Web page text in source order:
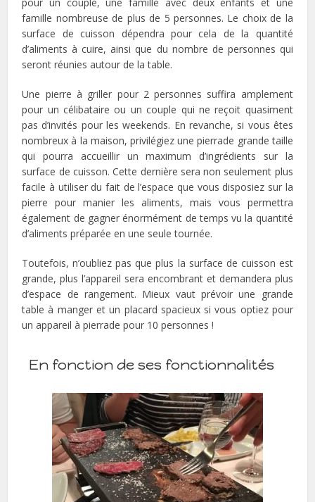
famille nombreuse de plus de 5 personnes. Le choix de la
surface de cuisson dépendra pour cela de la quantité
d’aliments à cuire, ainsi que du nombre de personnes qui
seront réunies autour de la table.
Une pierre à griller pour 2 personnes suffira amplement
pour un célibataire ou un couple qui ne reçoit quasiment
pas d’invités pour les weekends. En revanche, si vous êtes
nombreux à la maison, privilégiez une pierrade grande taille
qui pourra accueillir un maximum d’ingrédients sur la
surface de cuisson. Cette dernière sera non seulement plus
facile à utiliser du fait de l’espace que vous disposiez sur la
pierre pour manier les aliments, mais vous permettra
également de gagner énormément de temps vu la quantité
d’aliments préparée en une seule tournée.
Toutefois, n’oubliez pas que plus la surface de cuisson est
grande, plus l’appareil sera encombrant et demandera plus
d’espace de rangement. Mieux vaut prévoir une grande
table à manger et un placard spacieux si vous optiez pour
un appareil à pierrade pour 10 personnes !
En fonction de ses fonctionnalités